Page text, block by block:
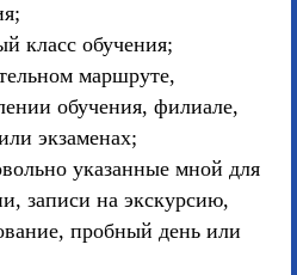
класс обучения;
маршруте,
обучения, филиале,
экзаменах;
указанные мной для
записи на экскурсию,
пробный день или